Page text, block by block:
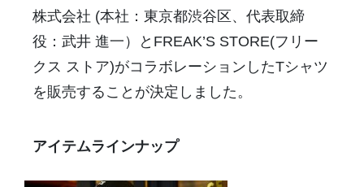
株式会社 (本社：東京都渋谷区、代表取締
役：武井 進一）とFREAK’S STORE(フリー
クス ストア)がコラボレーションしたTシャツ
を販売することが決定しました。
アイテムラインナップ